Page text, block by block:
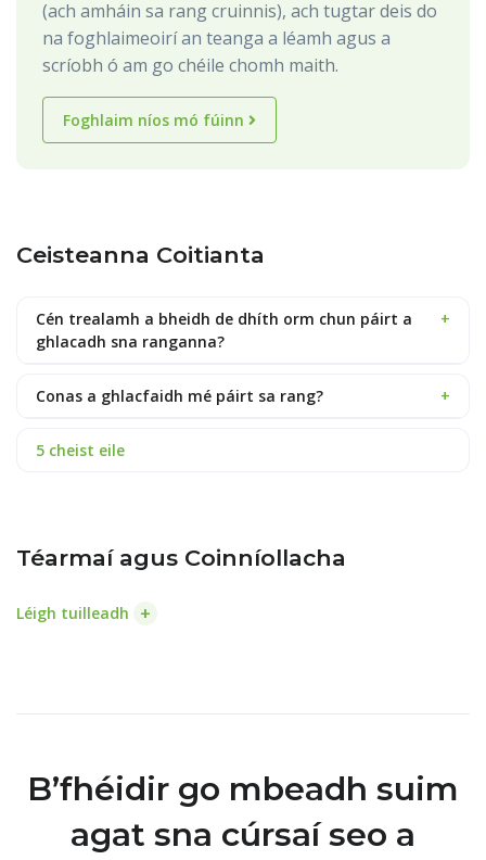
(ach amháin sa rang cruinnis), ach tugtar deis do
na foghlaimeoirí an teanga a léamh agus a
scríobh ó am go chéile chomh maith.
Foghlaim níos mó fúinn
Ceisteanna Coitianta
Cén trealamh a bheidh de dhíth orm chun páirt a
ghlacadh sna ranganna?
+
Conas a ghlacfaidh mé páirt sa rang? +
5 cheist eile
Téarmaí agus Coinníollacha
Léigh tuilleadh +
B’fhéidir go mbeadh suim
agat sna cúrsaí seo a